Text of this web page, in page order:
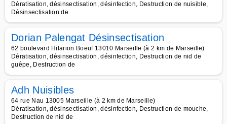
Dératisation, désinsectisation, désinfection, Destruction de nuisible,
Désinsectisation de
Dorian Palengat Désinsectisation
62 boulevard Hilarion Boeuf 13010 Marseille (à 2 km de Marseille)
Dératisation, désinsectisation, désinfection, Destruction de nid de
guêpe, Destruction de
Adh Nuisibles
64 rue Nau 13005 Marseille (à 2 km de Marseille)
Dératisation, désinsectisation, désinfection, Destruction de mouche,
Destruction de nid de